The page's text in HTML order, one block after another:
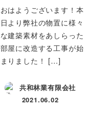
おはようございます！本
日より弊社の物置に様々
な建築素材をあしらった
部屋に改造する工事が始
まりました！ […]
共和林業有限会社
投稿日
2021.06.02